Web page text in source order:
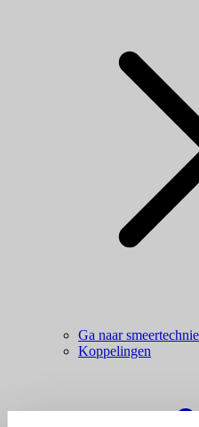
Ga naar
Koppelingen